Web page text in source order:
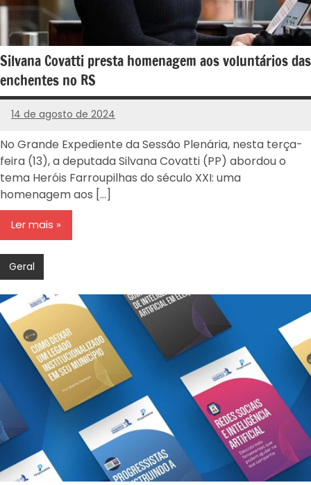
Silvana Covatti presta homenagem aos voluntários das
enchentes no RS
14 de agosto de 2024
PROGRESSISTAS
-
RS
No Grande Expediente da Sessão Plenária, nesta terça-
feira (13), a deputada Silvana Covatti (PP) abordou o
tema Heróis Farroupilhas do século XXI: uma
homenagem aos […]
Ler mais
Geral